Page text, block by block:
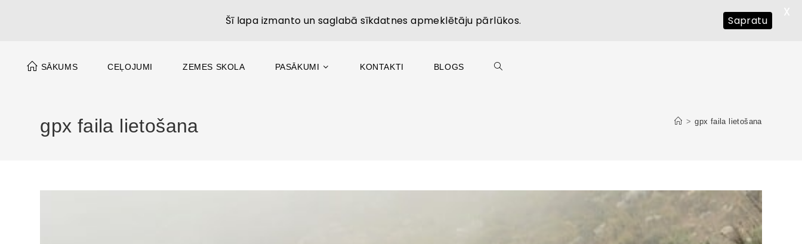
SĀKUMS CEĻOJUMI ZEMES SKOLA PASĀKUMI KONTAKTI BLOGS
gpx faila lietošana > gpx faila lietošana
Šī lapa izmanto un saglabā sīkdatnes apmeklētāju pārlūkos. Sapratu